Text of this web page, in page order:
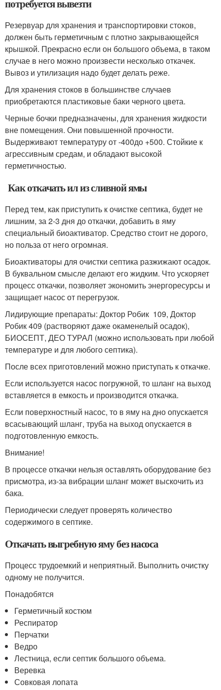
потребуется вывезти
Резервуар для хранения и транспортировки стоков,
должен быть герметичным с плотно закрывающейся
крышкой. Прекрасно если он большого объема, в таком
случае в него можно произвести несколько откачек.
Вывоз и утилизация надо будет делать реже.
Для хранения стоков в большинстве случаев
приобретаются пластиковые баки черного цвета.
Черные бочки предназначены, для хранения жидкости
вне помещения. Они повышенной прочности.
Выдерживают температуру от -400до +500. Стойкие к
агрессивным средам, и обладают высокой
герметичностью.
Как откачать ил из сливной ямы
Перед тем, как приступить к очистке септика, будет не
лишним, за 2-3 дня до откачки, добавить в яму
специальный биоактиватор. Средство стоит не дорого,
но польза от него огромная.
Биоактиваторы для очистки септика разжижают осадок.
В буквальном смысле делают его жидким. Что ускоряет
процесс откачки, позволяет экономить энергоресурсы и
защищает насос от перегрузок.
Лидирующие препараты: Доктор Робик 109, Доктор
Робик 409 (растворяют даже окаменелый осадок),
БИОСЕПТ, ДЕО ТУРАЛ (можно использовать при любой
температуре и для любого септика).
После всех приготовлений можно приступать к откачке.
Если используется насос погружной, то шланг на выход
вставляется в емкость и производится откачка.
Если поверхностный насос, то в яму на дно опускается
всасывающий шланг, труба на выход опускается в
подготовленную емкость.
Внимание!
В процессе откачки нельзя оставлять оборудование без
присмотра, из-за вибрации шланг может выскочить из
бака.
Периодически следует проверять количество
содержимого в септике.
Откачать выгребную яму без насоса
Процесс трудоемкий и неприятный. Выполнить очистку
одному не получится.
Понадобятся
Герметичный костюм
Респиратор
Перчатки
Ведро
Лестница, если септик большого объема.
Веревка
Совковая лопата